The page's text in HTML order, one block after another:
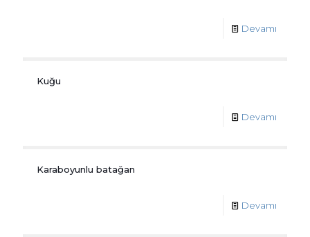
Devamı
Kuğu
Devamı
Karaboyunlu batağan
Devamı